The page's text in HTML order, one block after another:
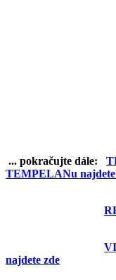
... pokračujte dále:
TEMPELANu najdete
najdete zde